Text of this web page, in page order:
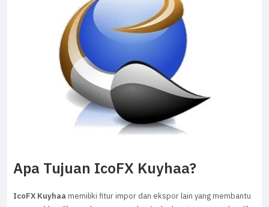
Apa Tujuan IcoFX Kuyhaa?
IcoFX Kuyhaamemiliki fitur impor dan ekspor lain yang membantu